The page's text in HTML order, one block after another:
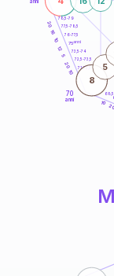
anni
70
anni
71-72,5
72,5-73,5
73,5-74
76-77,5
77,5-78,5
78,5-79
10
10
20
5
12
10
16
20
8
5
75anni